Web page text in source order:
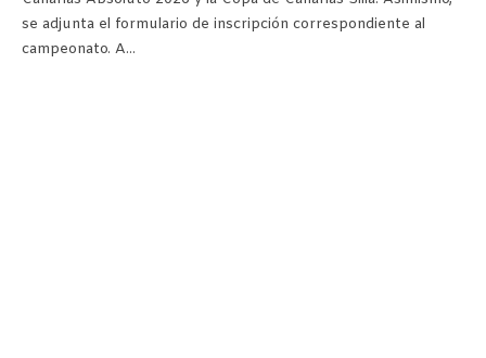
se adjunta el formulario de inscripción correspondiente al
campeonato. A...